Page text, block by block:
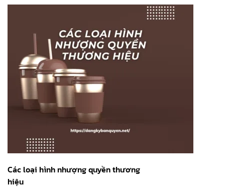
Các loại hình nhượng quyền thương
hiệu